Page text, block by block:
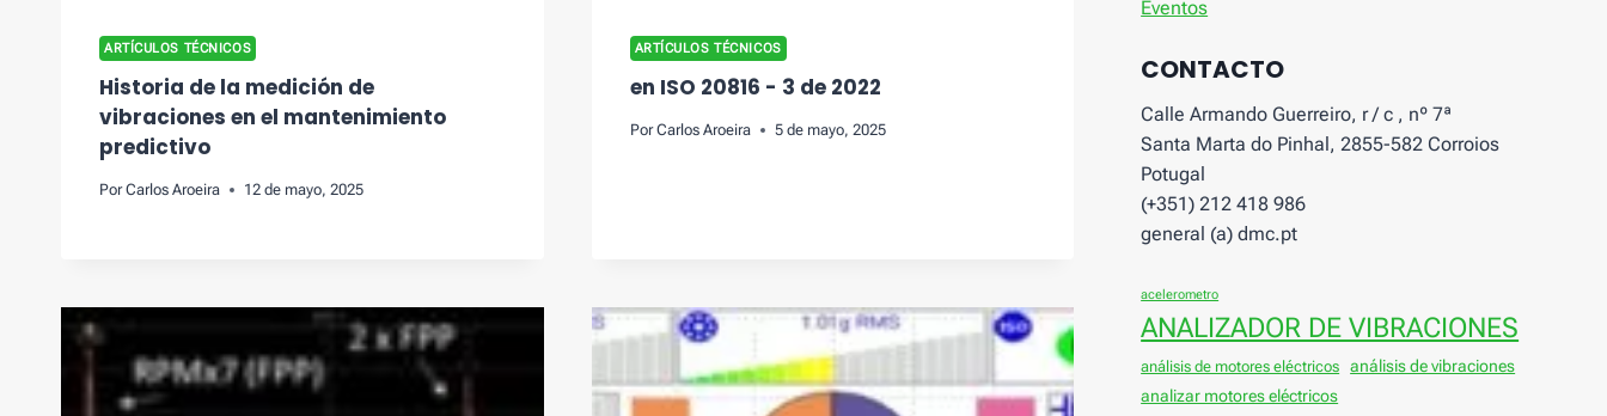
ARTÍCULOS TÉCNICOS
Historia de la medición de
vibraciones en el mantenimiento
predictivo
Por Carlos Aroeira 12 de mayo, 2025
ARTÍCULOS TÉCNICOS
en ISO 20816 - 3 de 2022
Por Carlos Aroeira 5 de mayo, 2025
Eventos
CONTACTO
Calle Armando Guerreiro, r / c , nº 7ª
Santa Marta do Pinhal, 2855-582 Corroios
Potugal
(+351) 212 418 986
general (a) dmc.pt
acelerometro
ANALIZADOR DE VIBRACIONES
análisis de motores eléctricos
análisis de vibraciones
analizar motores eléctricos